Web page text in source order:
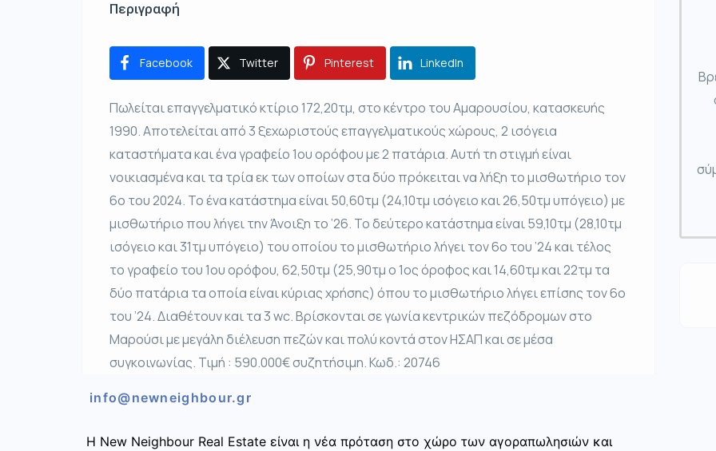
Περιγραφή
Facebook Twitter Pinterest LinkedIn
Πωλείται επαγγελματικό κτίριο 172,20τμ, στο κέντρο του Αμαρουσίου, κατασκευής
1990. Αποτελείται από 3 ξεχωριστούς επαγγελματικούς χώρους, 2 ισόγεια
καταστήματα και ένα γραφείο 1ου ορόφου με 2 πατάρια. Αυτή τη στιγμή είναι
νοικιασμένα και τα τρία εκ των οποίων στα δύο πρόκειται να λήξη το μισθωτήριο τον
6ο του 2024. Το ένα κατάστημα είναι 50,60τμ (24,10τμ ισόγειο και 26,50τμ υπόγειο) με
μισθωτήριο που λήγει την Άνοιξη το ’26. Το δεύτερο κατάστημα είναι 59,10τμ (28,10τμ
ισόγειο και 31τμ υπόγειο) του οποίου το μισθωτήριο λήγει τον 6ο του ’24 και τέλος
το γραφείο του 1ου ορόφου, 62,50τμ (25,90τμ ο 1ος όροφος και 14,60τμ και 22τμ τα
δύο πατάρια τα οποία είναι κύριας χρήσης) όπου το μισθωτήριο λήγει επίσης τον 6ο
του ’24. Διαθέτουν και τα 3 wc. Βρίσκονται σε γωνία κεντρικών πεζόδρομων στο
Μαρούσι με μεγάλη διέλευση πεζών και πολύ κοντά στον ΗΣΑΠ και σε μέσα
συγκοινωνίας. Τιμή : 590.000€ συζητήσιμη. Κωδ.: 20746
info@newneighbour.gr
Η New Neighbour Real Estate είναι η νέα πρόταση στο χώρο των αγοραπωλησιών και